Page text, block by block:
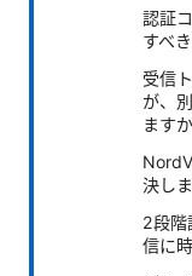
認証
すべ
受信
が、
ます
決し
2段階
信に